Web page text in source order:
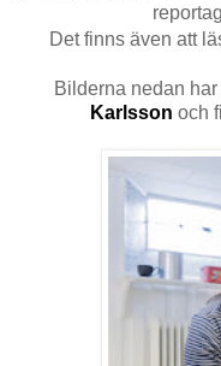
Det finns även att
Bilderna nedan
Karlsson och